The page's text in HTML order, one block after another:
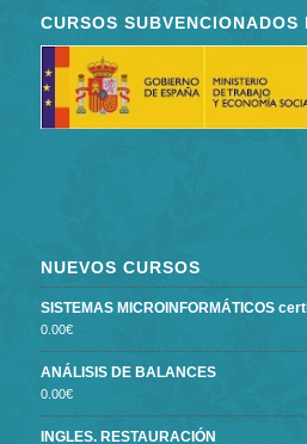
CURSOS SUBVENCIONADOS
NUEVOS CURSOS
SISTEMAS MICROINFORMÁTICOS
0.00€
ANÁLISIS DE BALANCES
0.00€
INGLES. RESTAURACIÓN